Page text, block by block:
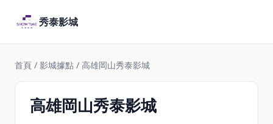
秀泰影城
首頁 / 影城據點 / 高雄岡山秀泰影城
高雄岡山秀泰影城